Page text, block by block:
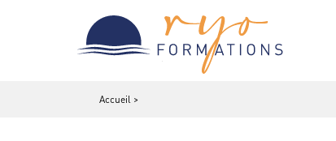
Accueil >